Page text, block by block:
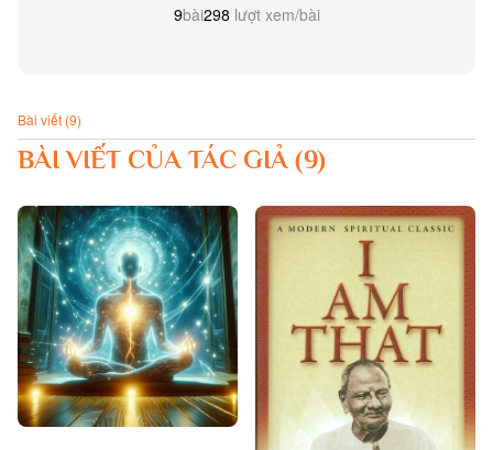
9bài298 lượt xem/bài
Bài viết (9)
BÀI VIẾT CỦA TÁC GIẢ (9)